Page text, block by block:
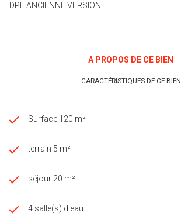
DPE ANCIENNE VERSION
A PROPOS DE CE BIEN
CARACTÉRISTIQUES DE CE BIEN
Surface 120 m²
terrain 5 m²
séjour 20 m²
4 salle(s) d'eau